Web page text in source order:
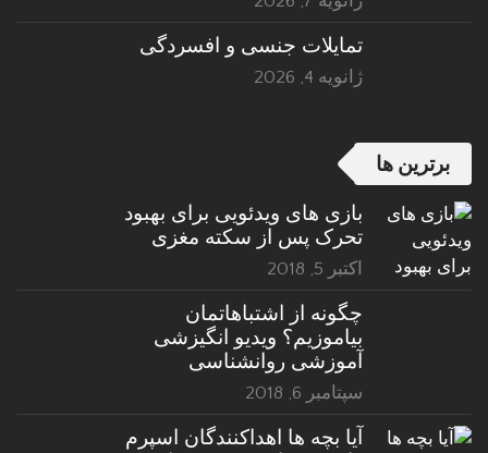
تمایلات جنسی و افسردگی
ژانویه 4, 2026
برترین ها
بازی های ویدئویی برای بهبود
تحرک پس از سکته مغزی
اکتبر 5, 2018
چگونه از اشتباهاتمان
بیاموزیم؟ ویدیو انگیزشی
آموزشی روانشناسی
سپتامبر 6, 2018
آیا بچه ها اهداکنندگان اسپرم